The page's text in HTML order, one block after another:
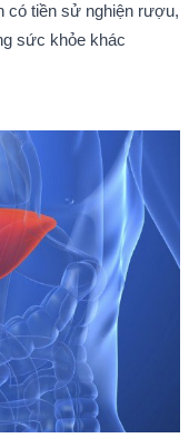
có tiền sử nghiện rượu,
sức khỏe khác